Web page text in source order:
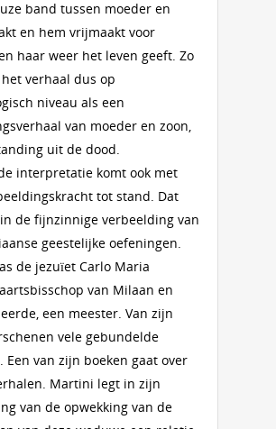
band tussen moeder en
en hem vrijmaakt voor
haar weer het leven geeft. Zo
verhaal dus op
niveau als een
van moeder en zoon,
uit de dood.
interpretatie komt ook met
tot stand. Dat
de fijnzinnige verbeelding van
geestelijke oefeningen.
de jezuïet Carlo Maria
van Milaan en
een meester. Van zijn
vele gebundelde
Een van zijn boeken gaat over
Martini legt in zijn
van de opwekking van de